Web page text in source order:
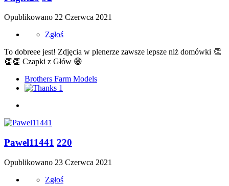
Opublikowano 22 Czerwca 2021
Zgłoś
To dobreee jest! Zdjęcia w plenerze zawsze lepsze niż domówki 👏
👏👏 Czapki z Głów 😁
Brothers Farm Models
1
Pawel11441 220
Opublikowano 23 Czerwca 2021
Zgłoś